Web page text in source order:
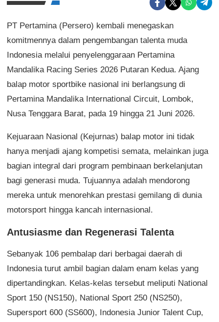
PT Pertamina (Persero) kembali menegaskan
komitmennya dalam pengembangan talenta muda
Indonesia melalui penyelenggaraan Pertamina
Mandalika Racing Series 2026 Putaran Kedua. Ajang
balap motor sportbike nasional ini berlangsung di
Pertamina Mandalika International Circuit, Lombok,
Nusa Tenggara Barat, pada 19 hingga 21 Juni 2026.
Kejuaraan Nasional (Kejurnas) balap motor ini tidak
hanya menjadi ajang kompetisi semata, melainkan juga
bagian integral dari program pembinaan berkelanjutan
bagi generasi muda. Tujuannya adalah mendorong
mereka untuk menorehkan prestasi gemilang di dunia
motorsport hingga kancah internasional.
Antusiasme dan Regenerasi Talenta
Sebanyak 106 pembalap dari berbagai daerah di
Indonesia turut ambil bagian dalam enam kelas yang
dipertandingkan. Kelas-kelas tersebut meliputi National
Sport 150 (NS150), National Sport 250 (NS250),
Supersport 600 (SS600), Indonesia Junior Talent Cup,